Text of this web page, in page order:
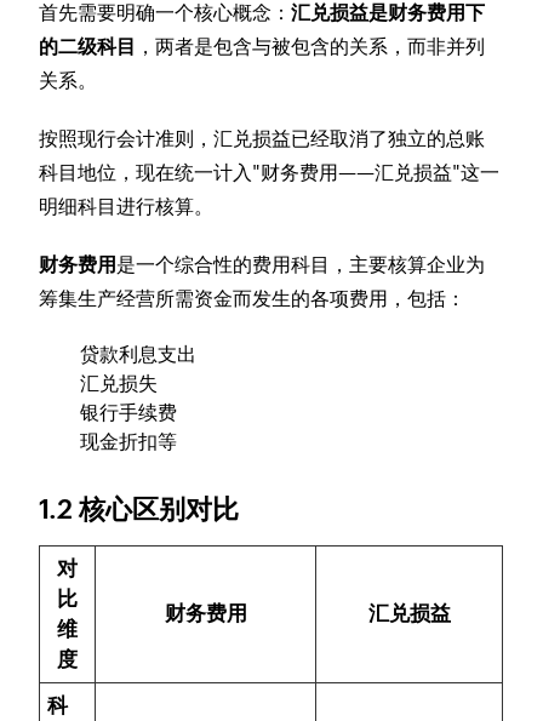
首先需要明确一个核心概念：汇兑损益是财务费用下
的二级科目 ，两者是包含与被包含的关系，而非并列
关系。
按照现行会计准则，汇兑损益已经取消了独立的总账
科目地位，现在统一计入"财务费用——汇兑损益"这一
明细科目进行核算。
财务费用 是一个综合性的费用科目，主要核算企业为
筹集生产经营所需资金而发生的各项费用，包括：
贷款利息支出
汇兑损失
银行手续费
现金折扣等
1.2 核心区别对比
对
比
维
度
财务费用 汇兑损益
科